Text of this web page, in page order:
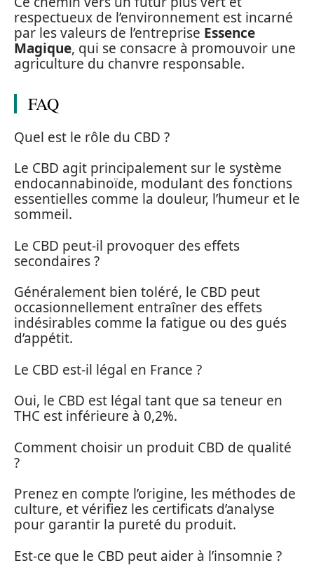
respectueux de l’environnement est incarné
par les valeurs de l’entreprise Essence
Magique, qui se consacre à promouvoir une
agriculture du chanvre responsable.
FAQ
Quel est le rôle du CBD ?
Le CBD agit principalement sur le système
endocannabinoïde, modulant des fonctions
essentielles comme la douleur, l’humeur et le
sommeil.
Le CBD peut-il provoquer des effets
secondaires ?
Généralement bien toléré, le CBD peut
occasionnellement entraîner des effets
indésirables comme la fatigue ou des gués
d’appétit.
Le CBD est-il légal en France ?
Oui, le CBD est légal tant que sa teneur en
THC est inférieure à 0,2%.
Comment choisir un produit CBD de qualité
?
Prenez en compte l’origine, les méthodes de
culture, et vérifiez les certificats d’analyse
pour garantir la pureté du produit.
Est-ce que le CBD peut aider à l’insomnie ?